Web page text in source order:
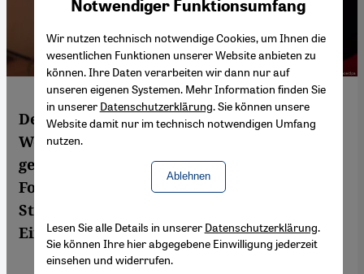
Der Verfassungsschutz in Nordrhein-
Westfalen setzt auf Humor als Kampfmittel
gegen islamistischen Extremismus. "Jihadi-
Fool" heißt ein neuer YouTube-Kanal. Seine
Strategie: Witz und Aufklärung.
Einzelheiten von Louisa Wright
Notwendiger Funktionsumfang
Wir nutzen technisch notwendige Cookies, um Ihnen die
wesentlichen Funktionen unserer Website anbieten zu
können. Ihre Daten verarbeiten wir dann nur auf
unseren eigenen Systemen. Mehr Information finden Sie
in unserer Datenschutzerklärung. Sie können unsere
Website damit nur im technisch notwendigen Umfang
nutzen.
Ablehnen
Google Maps Embed
Lesen Sie alle Details in unserer Datenschutzerklärung.
Sie können Ihre hier abgegebene Einwilligung jederzeit
einsehen und widerrufen.